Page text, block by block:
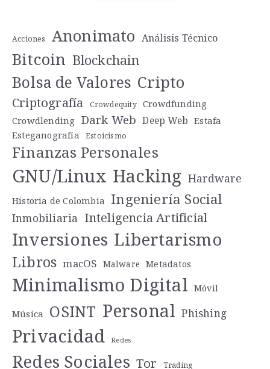
Acciones Anonimato Análisis Técnico
Bitcoin Blockchain
Bolsa de Valores Cripto
Criptografía Crowdequity
Crowdfunding
Crowdlending Dark Web Deep Web Estafa
Esteganografía
Estoicismo
Finanzas Personales
GNU/Linux Hacking Hardware
Historia de Colombia Ingeniería Social
Inmobiliaria Inteligencia Artificial
Inversiones Libertarismo
Libros macOS Malware Metadatos
Minimalismo Digital Móvil
Música OSINT Personal Phishing
Privacidad Redes
Redes Sociales Tor Trading